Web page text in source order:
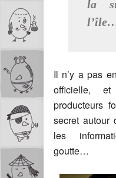
la
Il n’y a pas
officielle,
producteurs
secret autour
les
goutte…